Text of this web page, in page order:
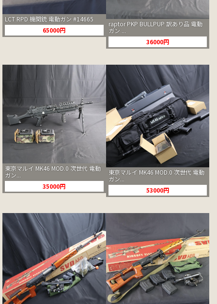
LCT RPD 機関銃 電動ガン #14665
65000円
raptor PKP BULLPUP 訳あり品 電動
ガン ...
36000円
東京マルイ MK46 MOD.0 次世代 電動
ガン...
35000円
東京マルイ MK46 MOD.0 次世代 電動
ガン...
53000円